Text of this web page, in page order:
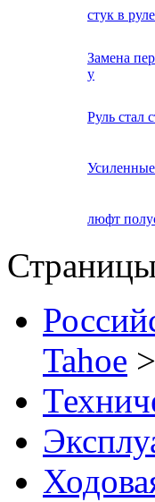
стук в
Замена
у
Руль стал
люфт
Tahoe >